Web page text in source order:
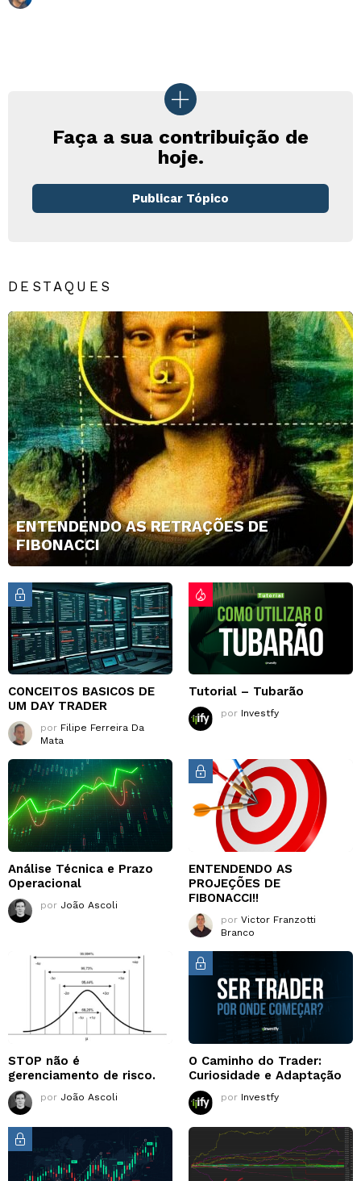
Faça a sua contribuição de
hoje.
Publicar Tópico
DESTAQUES
ENTENDENDO AS RETRAÇÕES DE
FIBONACCI
CONCEITOS BASICOS DE
UM DAY TRADER
por Filipe Ferreira Da
Mata
Tutorial – Tubarão
por Investfy
Análise Técnica e Prazo
Operacional
por João Ascoli
ENTENDENDO AS
PROJEÇÕES DE
FIBONACCI!!
por Victor Franzotti
Branco
STOP não é
gerenciamento de risco.
por João Ascoli
O Caminho do Trader:
Curiosidade e Adaptação
por Investfy